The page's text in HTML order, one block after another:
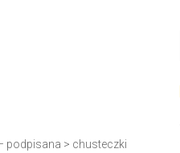
podpisana > chusteczki